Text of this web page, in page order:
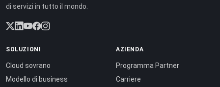
di servizi in tutto il mondo.
SOLUZIONI
Cloud sovrano
Modello di business
AZIENDA
Programma Partner
Carriere